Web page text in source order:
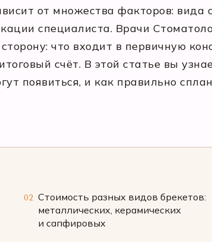
от множества факторов: вида
специалиста. Врачи
что входит в первичную
счёт. В этой статье вы
появиться, и как правильно
02 Стоимость разных видов брекетов:
металлических, керамических
и сапфировых